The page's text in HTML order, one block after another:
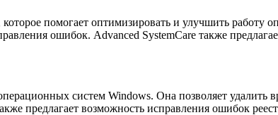
помогает оптимизировать и улучшить
ошибок. Advanced SystemCare также
систем Windows. Она позволяет
предлагает возможность исправления ошибок